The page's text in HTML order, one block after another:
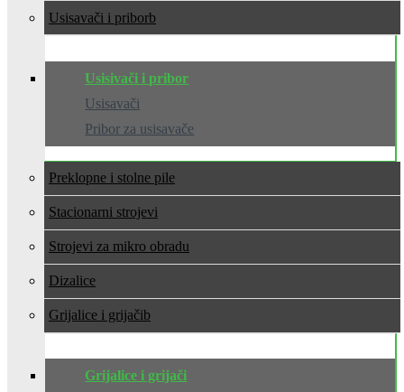
Usisavači i pribor
Usisivači i pribor
Usisavači
Pribor za usisavače
Preklopne i stolne pile
Stacionarni strojevi
Strojevi za mikro obradu
Dizalice
Grijalice i grijači
Grijalice i grijači